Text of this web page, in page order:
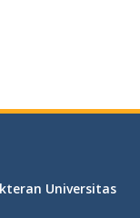
Universitas